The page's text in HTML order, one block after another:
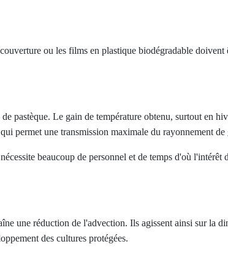
ou les films en plastique biodégradable
Le gain de température obtenu, surtout en
permet une transmission maximale du rayonnement
beaucoup de personnel et de temps d'où l'intérêt
une réduction de l'advection. Ils agissent ainsi sur la
des cultures protégées.